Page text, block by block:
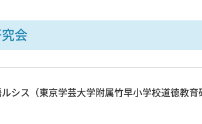
会
ルシス（東京学芸大学附属竹早小学校道徳教育